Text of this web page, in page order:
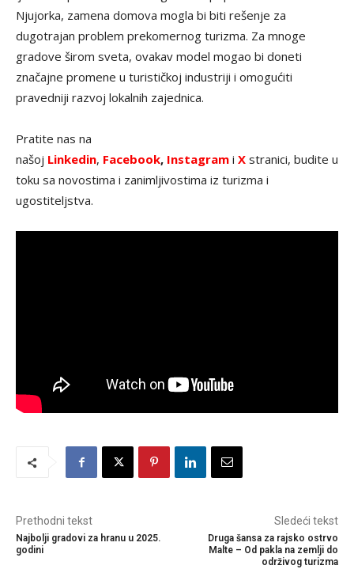
Njujorka, zamena domova mogla bi biti rešenje za
dugotrajan problem prekomernog turizma. Za mnoge
gradove širom sveta, ovakav model mogao bi doneti
značajne promene u turističkoj industriji i omogućiti
pravedniji razvoj lokalnih zajednica.
Pratite nas na
našoj Linkedin, Facebook, Instagram i X stranici, budite u
toku sa novostima i zanimljivostima iz turizma i
ugostiteljstva.
Prethodni tekst
Najbolji gradovi za hranu u 2025.
godini
Sledeći tekst
Druga šansa za rajsko ostrvo
Malte – Od pakla na zemlji do
održivog turizma